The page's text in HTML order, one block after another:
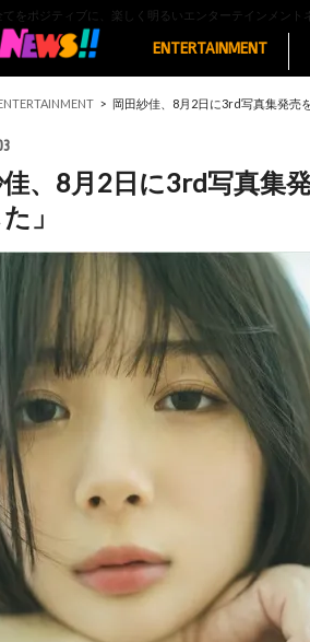
てをポジティブに、楽しく明るいエンターテインメン
ENTERTAINMENT
岡田紗佳、8月2日に3rd写真集発売
、8月2日に3rd写真集
」